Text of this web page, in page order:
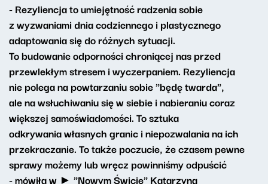
- Rezyliencja to umiejętność radzenia sobie
z wyzwaniami dnia codziennego i plastycznego
adaptowania się do różnych sytuacji.
To budowanie odporności chroniącej nas przed
przewlekłym stresem i wyczerpaniem. Rezyliencja
nie polega na powtarzaniu sobie "będę twarda",
ale na wsłuchiwaniu się w siebie i nabieraniu coraz
większej samoświadomości. To sztuka
odkrywania własnych granic i niepozwalania na ich
przekraczanie. To także poczucie, że czasem pewne
sprawy możemy lub wręcz powinniśmy odpuścić
- mówiła w ► "Nowym Świcie"Katarzyna